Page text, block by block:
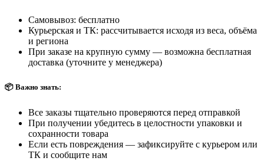
Самовывоз: бесплатно
Курьерская и ТК: рассчитывается исходя из веса, объёма
и региона
При заказе на крупную сумму — возможна бесплатная
доставка (уточните у менеджера)
📦 Важно знать:
Все заказы тщательно проверяются перед отправкой
При получении убедитесь в целостности упаковки и
сохранности товара
Если есть повреждения — зафиксируйте с курьером или
ТК и сообщите нам